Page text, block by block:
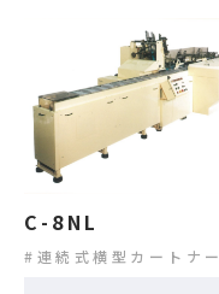
C-8NL
連続式横型カートナー